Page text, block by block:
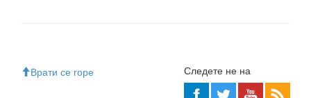
Врати се горе Следете не на